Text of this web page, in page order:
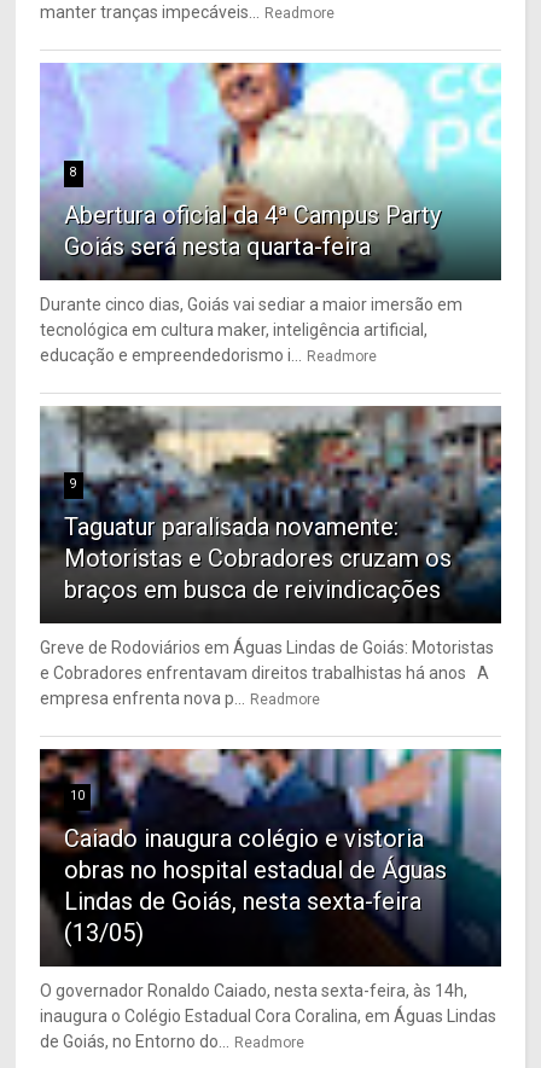
manter tranças impecáveis...
Readmore
8
Abertura oficial da 4ª Campus Party
Goiás será nesta quarta-feira
Durante cinco dias, Goiás vai sediar a maior imersão em
tecnológica em cultura maker, inteligência artificial,
educação e empreendedorismo i...
Readmore
9
Taguatur paralisada novamente:
Motoristas e Cobradores cruzam os
braços em busca de reivindicações
Greve de Rodoviários em Águas Lindas de Goiás: Motoristas
e Cobradores enfrentavam direitos trabalhistas há anos A
empresa enfrenta nova p...
Readmore
10
Caiado inaugura colégio e vistoria
obras no hospital estadual de Águas
Lindas de Goiás, nesta sexta-feira
(13/05)
O governador Ronaldo Caiado, nesta sexta-feira, às 14h,
inaugura o Colégio Estadual Cora Coralina, em Águas Lindas
de Goiás, no Entorno do...
Readmore